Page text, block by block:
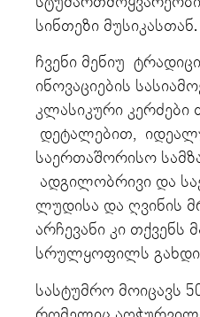
სინთეზი მუსიკასთან.
ჩვენი მენიუ
ინოვაციების
კლასიკური კერძები
დეტალებით,
საერთაშორისო
ადგილობრივი და
ლუდისა და ღვინის
არჩევანი კი თქვენს
სრულყოფილს
სასტუმრო მოიცავს